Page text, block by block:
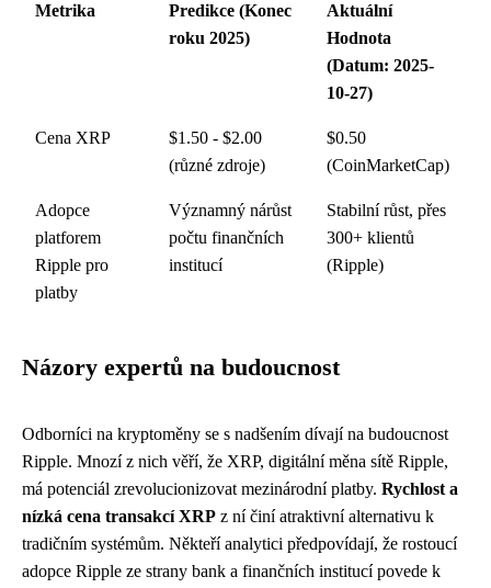
Metrika
Predikce (Konec
roku 2025)
Aktuální
Hodnota
(Datum: 2025-
10-27)
Cena XRP
$1.50 - $2.00
(různé zdroje)
$0.50
(CoinMarketCap)
Adopce
platforem
Ripple pro
platby
Významný nárůst
počtu finančních
institucí
Stabilní růst, přes
300+ klientů
(Ripple)
Názory expertů na budoucnost
Odborníci na kryptoměny se s nadšením dívají na budoucnost
Ripple. Mnozí z nich věří, že XRP, digitální měna sítě Ripple,
má potenciál zrevolucionizovat mezinárodní platby. Rychlost a
nízká cena transakcí XRP z ní činí atraktivní alternativu k
tradičním systémům. Někteří analytici předpovídají, že rostoucí
adopce Ripple ze strany bank a finančních institucí povede k